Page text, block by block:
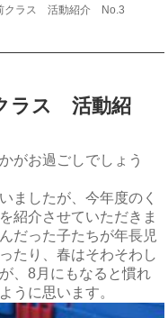
クラス 活動紹介 No.3
ラス 活動紹
がお過ごしでしょう
ましたが、今年度のく
紹介させていただきま
だった子たちが年長児
たり、春はそわそわし
、8月にもなると慣れ
うに思います。